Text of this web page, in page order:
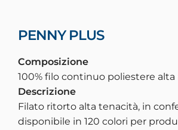
PENNY PLUS
Composizione
100% filo continuo poliestere alta
Descrizione
Filato ritorto alta tenacità, in
disponibile in 120 colori per